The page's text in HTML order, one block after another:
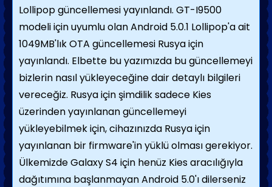
Lollipop güncellemesi yayınlandı. GT-I9500
modeli için uyumlu olan Android 5.0.1 Lollipop'a ait
1049MB'lık OTA güncellemesi Rusya için
yayınlandı. Elbette bu yazımızda bu güncellemeyi
bizlerin nasıl yükleyeceğine dair detaylı bilgileri
vereceğiz. Rusya için şimdilik sadece Kies
üzerinden yayınlanan güncellemeyi
yükleyebilmek için, cihazınızda Rusya için
yayınlanan bir firmware'in yüklü olması gerekiyor.
Ülkemizde Galaxy S4 için henüz Kies aracılığıyla
dağıtımına başlanmayan Android 5.0'ı dilerseniz